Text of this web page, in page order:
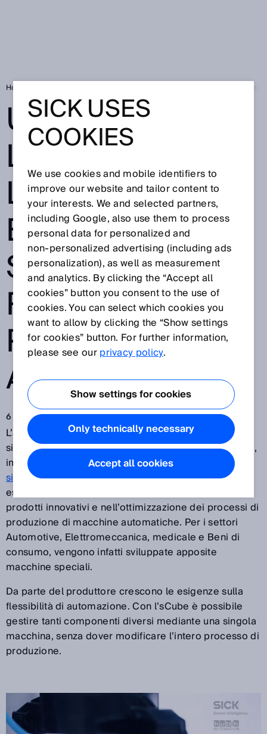
Home
UN COLPACCIO:
LA
LOCALIZZAZION
E DEI PEZZI DI
SICK
RICONOSCE I
PEZZI DISPOSTI
ALLA RINFUSA
6 feb 2019
L’azienda Kubik Automation GmbHspecializzata in
sistemi per assemblaggio e test,con sede a Baienfurt,
impiega nella sua nuova cella di montaggio sCube il
sistema di guida robot PLOC2Ddi SICK. Il team di
esperti del settore è specializzato nello sviluppo di
prodotti innovativi e nell’ottimizzazione dei processi di
produzione di macchine automatiche. Per i settori
Automotive, Elettromeccanica, medicale e Beni di
consumo, vengono infatti sviluppate apposite
macchine speciali.
Da parte del produttore crescono le esigenze sulla
flessibilità di automazione. Con l’sCube è possibile
gestire tanti componenti diversi mediante una singola
macchina, senza dover modificare l’intero processo di
produzione.
SICK USES
COOKIES
We use cookies and mobile identifiers to
improve our website and tailor content to
your interests. We and selected partners,
including Google, also use them to process
personal data for personalized and
non‑personalized advertising (including ads
personalization), as well as measurement
and analytics. By clicking the “Accept all
cookies” button you consent to the use of
cookies. You can select which cookies you
want to allow by clicking the “Show settings
for cookies” button. For further information,
please see ourprivacy policy.
Show settings for cookies
Only technically necessary
Accept all cookies